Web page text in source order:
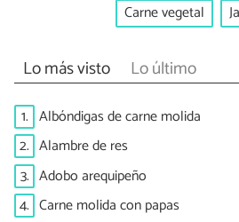
Carne vegetal
Lo más visto Lo último
1. Albóndigas de carne molida
2. Alambre de res
3. Adobo arequipeño
4. Carne molida con papas